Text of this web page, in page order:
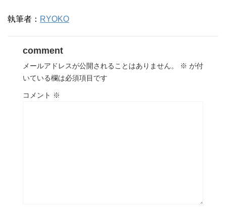
執筆者： RYOKO
comment
メールアドレスが公開されることはありません。 ※ が付
いている欄は必須項目です
コメント ※